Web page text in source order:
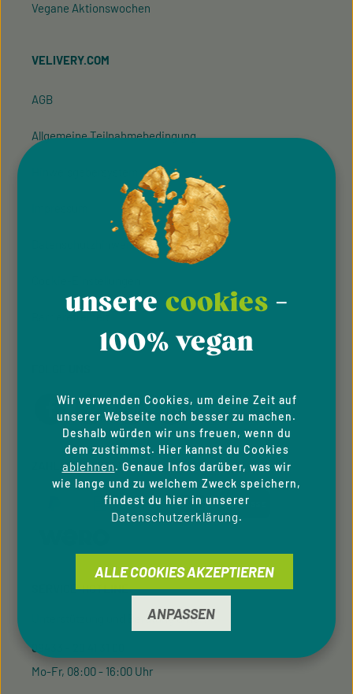
Vegane Aktionswochen
VELIVERY.COM
AGB
Allgemeine Teilnahmebedingung
Datenschutzhinweise
Barrierefreiheit
ZAHLUNGSARTEN
SERVICE-HOTLINE
Unterstützung und Beratung unter:
09433 - 20 41 31 00
Mo-Fr, 08:00 - 16:00 Uhr
unsere cookies -
100% vegan
Wir verwenden Cookies, um deine Zeit auf
unserer Webseite noch besser zu machen.
Deshalb würden wir uns freuen, wenn du
dem zustimmst. Hier kannst du Cookies
ablehnen. Genaue Infos darüber, was wir
wie lange und zu welchem Zweck speichern,
findest du hier in unserer
Datenschutzerklärung.
ANPASSEN
ALLE COOKIES AKZEPTIEREN